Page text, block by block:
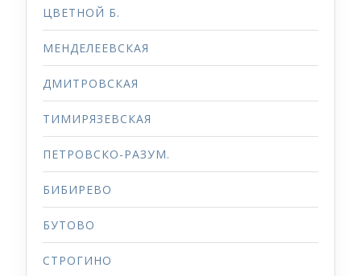
ЦВЕТНОЙ Б.
МЕНДЕЛЕЕВСКАЯ
ДМИТРОВСКАЯ
ТИМИРЯЗЕВСКАЯ
ПЕТРОВСКО-РАЗУМ.
БИБИРЕВО
БУТОВО
СТРОГИНО